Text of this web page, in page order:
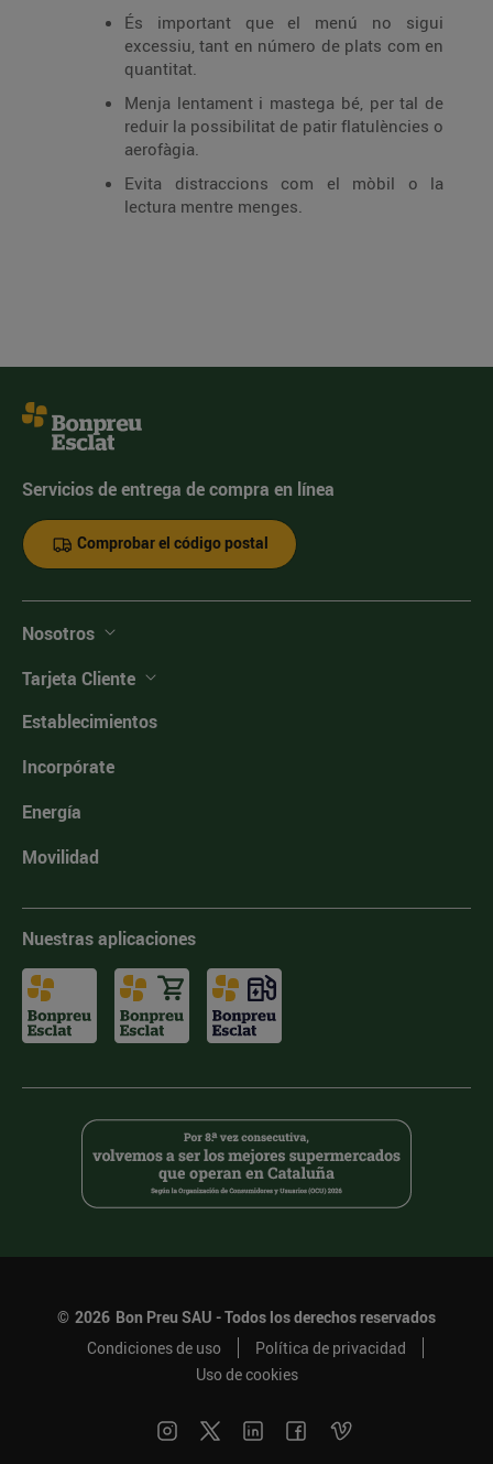
És important que el menú no sigui
excessiu, tant en número de plats com en
quantitat.
Menja lentament i mastega bé, per tal de
reduir la possibilitat de patir flatulències o
aerofàgia.
Evita distraccions com el mòbil o la
lectura mentre menges.
Servicios de entrega de compra en línea
Comprobar el código postal
Nosotros
Tarjeta Cliente
Establecimientos
Incorpórate
Energía
Movilidad
Nuestras aplicaciones
© 2026 Bon Preu SAU - Todos los derechos reservados
Condiciones de uso
Política de privacidad
Uso de cookies